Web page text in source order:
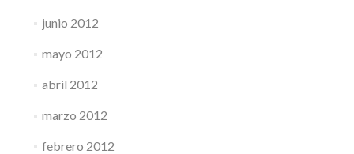
junio 2012
mayo 2012
abril 2012
marzo 2012
febrero 2012